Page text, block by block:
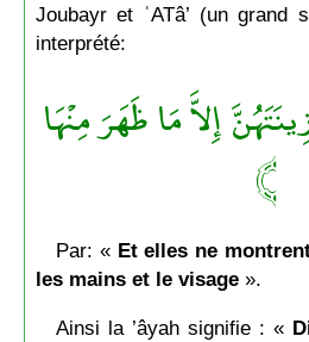
Joubayr et ʿATâ’ (un grand
interprété:
إِلاَّ مَا ظَهَرَ مِنْهَا
﴾
Par: « Et elles ne
les mains et le visage».
Ainsi la ’âyah signifie : «